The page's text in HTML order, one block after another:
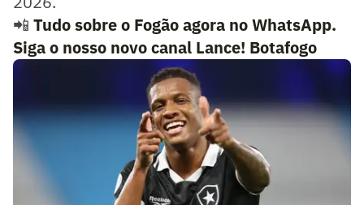
📲 Tudo sobre o Fogão agora no WhatsApp.
Siga o nosso novo canal Lance! Botafogo